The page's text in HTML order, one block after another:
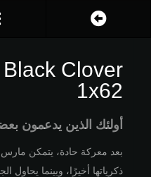
1x62
أولئك الذين يدعمون
بعد معركة حادة، يتمكن مارس
ذكرياتها أخيرًا، وبينما يحاول